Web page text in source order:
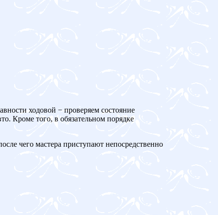
ходовой − проверяем состояние
Кроме того, в обязательном порядке
чего мастера приступают непосредственно